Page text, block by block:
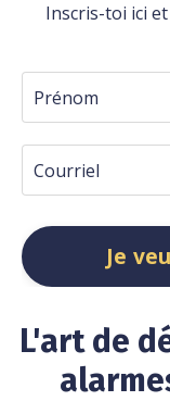
Inscris-toi ici
Je
L'art de